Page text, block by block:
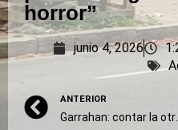
horror”
junio 4, 2026
ANTERIOR